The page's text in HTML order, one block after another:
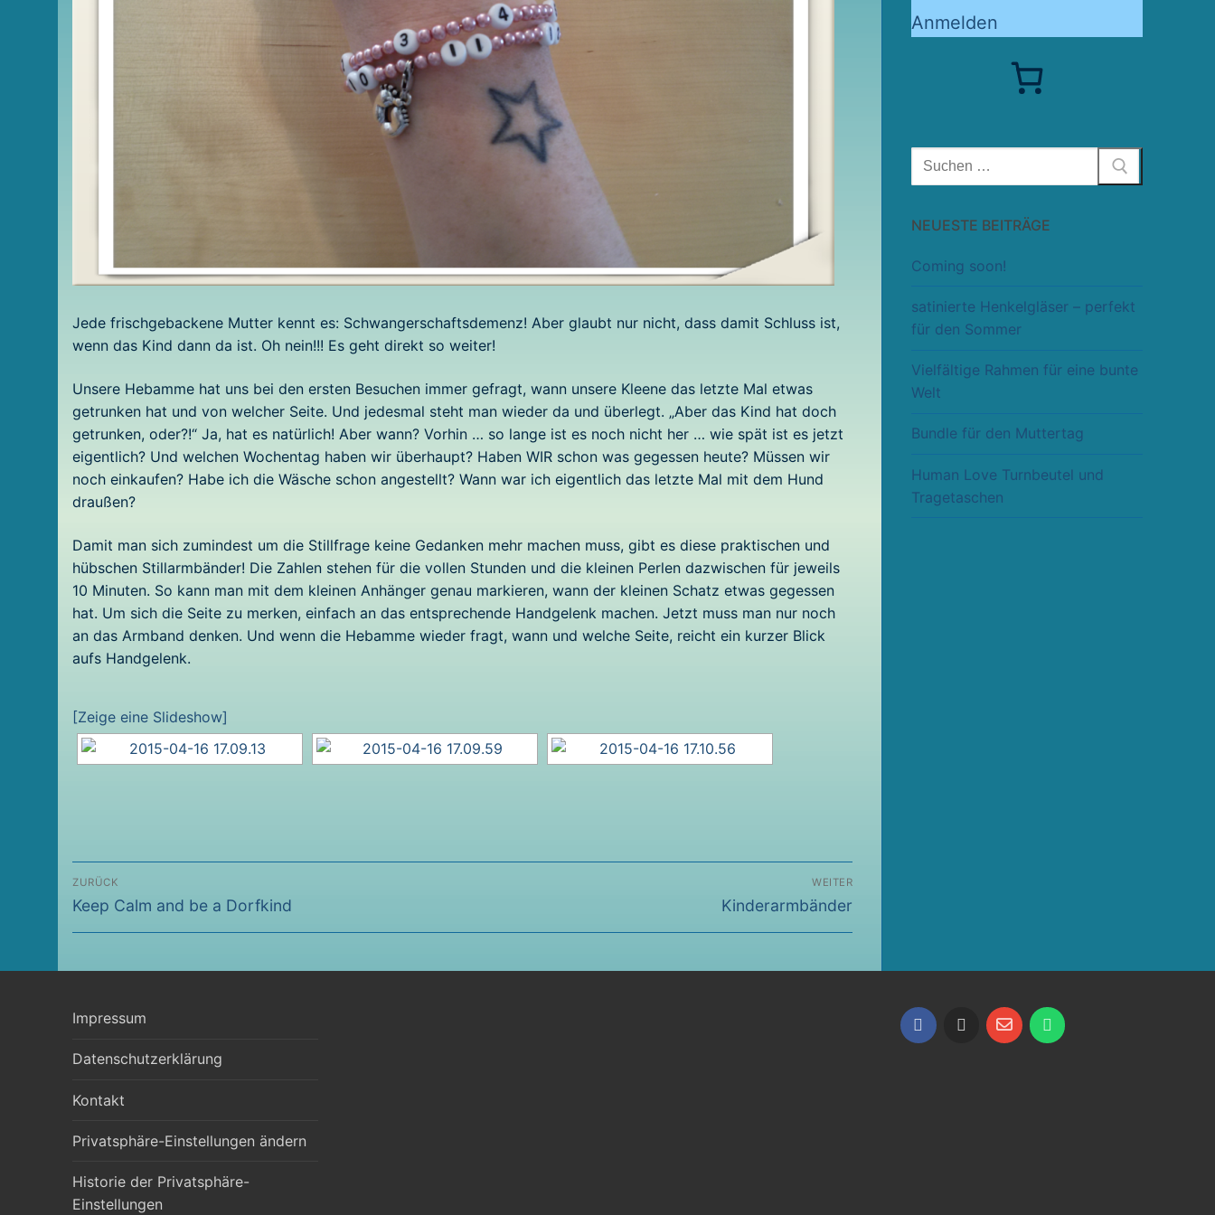
Jede frischgebackene Mutter kennt es: Schwangerschaftsdemenz! Aber glaubt nur nicht, dass damit Schluss ist,
wenn das Kind dann da ist. Oh nein!!! Es geht direkt so weiter!
Unsere Hebamme hat uns bei den ersten Besuchen immer gefragt, wann unsere Kleene das letzte Mal etwas
getrunken hat und von welcher Seite. Und jedesmal steht man wieder da und überlegt. „Aber das Kind hat doch
getrunken, oder?!“ Ja, hat es natürlich! Aber wann? Vorhin … so lange ist es noch nicht her … wie spät ist es jetzt
eigentlich? Und welchen Wochentag haben wir überhaupt? Haben WIR schon was gegessen heute? Müssen wir
noch einkaufen? Habe ich die Wäsche schon angestellt? Wann war ich eigentlich das letzte Mal mit dem Hund
draußen?
Damit man sich zumindest um die Stillfrage keine Gedanken mehr machen muss, gibt es diese praktischen und
hübschen Stillarmbänder! Die Zahlen stehen für die vollen Stunden und die kleinen Perlen dazwischen für jeweils
10 Minuten. So kann man mit dem kleinen Anhänger genau markieren, wann der kleinen Schatz etwas gegessen
hat. Um sich die Seite zu merken, einfach an das entsprechende Handgelenk machen. Jetzt muss man nur noch
an das Armband denken. Und wenn die Hebamme wieder fragt, wann und welche Seite, reicht ein kurzer Blick
aufs Handgelenk.
[Zeige eine Slideshow]
Beitragsnavigation
ZURÜCK
Vorheriger
Keep Calm and be a Dorfkind
WEITER
Nächster
Kinderarmbänder
Anmelden
Suchen
nach:
NEUESTE BEITRÄGE
Coming soon!
satinierte Henkelgläser – perfekt
für den Sommer
Vielfältige Rahmen für eine bunte
Welt
Bundle für den Muttertag
Human Love Turnbeutel und
Tragetaschen
Impressum
Datenschutzerklärung
Kontakt
Privatsphäre-Einstellungen ändern
Historie der Privatsphäre-
Einstellungen